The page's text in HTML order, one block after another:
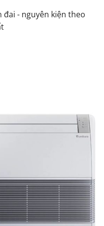
đai - nguyên kiện theo